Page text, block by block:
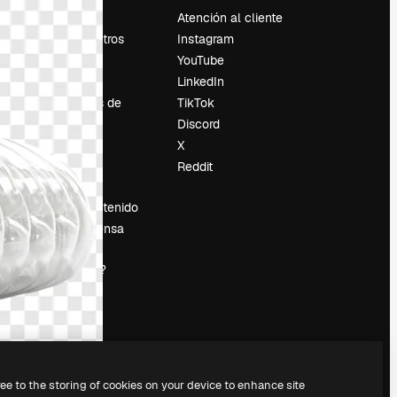
Sobre nosotros
Empleo
Tendencias de
búsqueda
Blog
Eventos
Slidesgo
Vender contenido
Sala de prensa
¿Buscas
magnific.ai?
Atención al cliente
Instagram
YouTube
LinkedIn
TikTok
Discord
X
Reddit
to the storing of cookies on your device to enhance site